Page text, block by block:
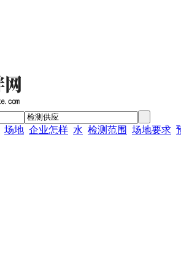
场地 企业怎样 水 检测范围 场地要求